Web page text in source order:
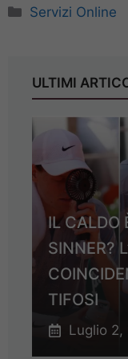
Categorie
Servizi Online
ULTIMI
IL CALDO
SINNER?
TIFOSI
Luglio 2,